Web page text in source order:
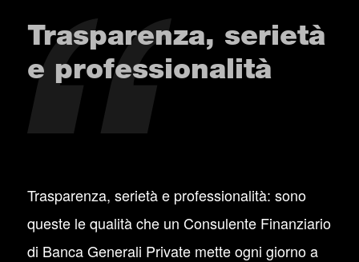
Trasparenza, serietà
e professionalità
Trasparenza, serietà e professionalità: sono
queste le qualità che un Consulente Finanziario
di Banca Generali Private mette ogni giorno a